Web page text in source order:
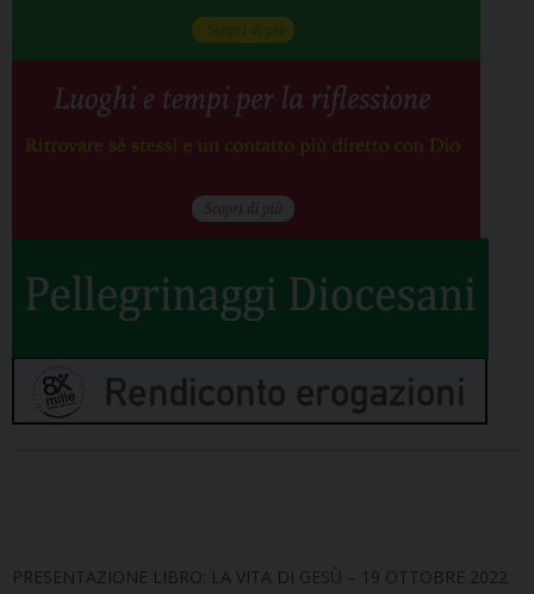
PRESENTAZIONE LIBRO: LA VITA DI GESÙ – 19 OTTOBRE 2022